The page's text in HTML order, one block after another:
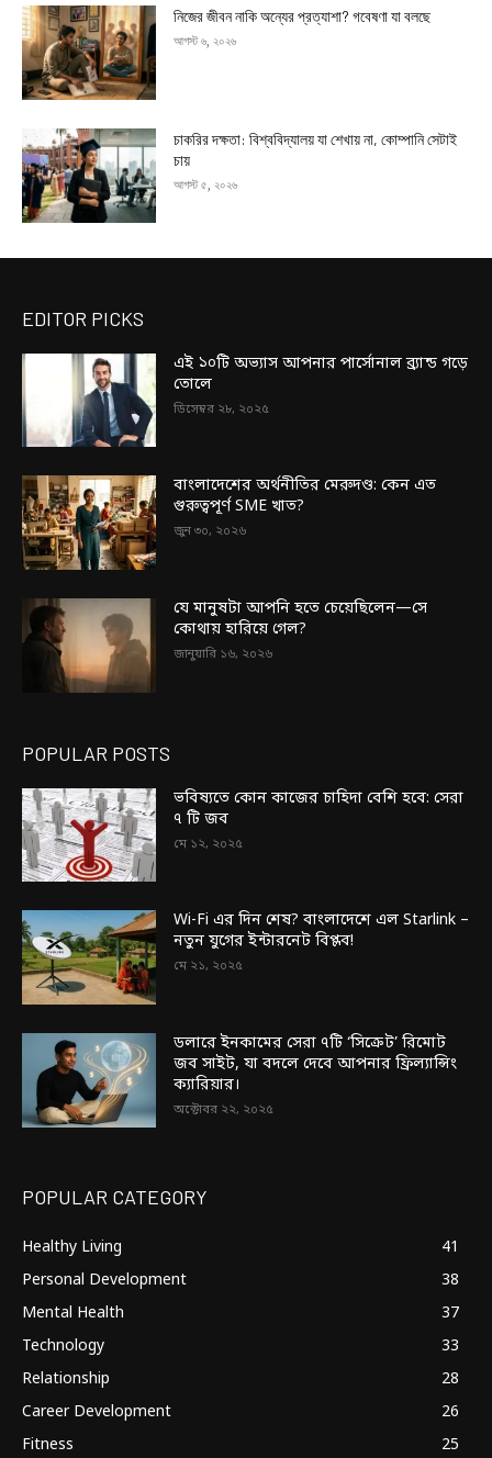
নিজের জীবন নাকি অন্যের প্রত্যাশা? গবেষণা যা বলছে
আগস্ট ৬, ২০২৬
চাকরির দক্ষতা: বিশ্ববিদ্যালয় যা শেখায় না, কোম্পানি সেটাই
চায়
আগস্ট ৫, ২০২৬
EDITOR PICKS
এই ১০টি অভ্যাস আপনার পার্সোনাল ব্র্যান্ড গড়ে
তোলে
ডিসেম্বর ২৮, ২০২৫
বাংলাদেশের অর্থনীতির মেরুদণ্ড: কেন এত
গুরুত্বপূর্ণ SME খাত?
জুন ৩০, ২০২৬
যে মানুষটা আপনি হতে চেয়েছিলেন—সে
কোথায় হারিয়ে গেল?
জানুয়ারি ১৬, ২০২৬
POPULAR POSTS
ভবিষ্যতে কোন কাজের চাহিদা বেশি হবে: সেরা
৭ টি জব
মে ১২, ২০২৫
Wi-Fi এর দিন শেষ? বাংলাদেশে এল Starlink –
নতুন যুগের ইন্টারনেট বিপ্লব!
মে ২১, ২০২৫
ডলারে ইনকামের সেরা ৭টি ‘সিক্রেট’ রিমোট
জব সাইট, যা বদলে দেবে আপনার ফ্রিল্যান্সিং
ক্যারিয়ার।
অক্টোবর ২২, ২০২৫
POPULAR CATEGORY
Healthy Living
41
Personal Development
38
Mental Health
37
Technology
33
Relationship
28
Career Development
26
Fitness
25